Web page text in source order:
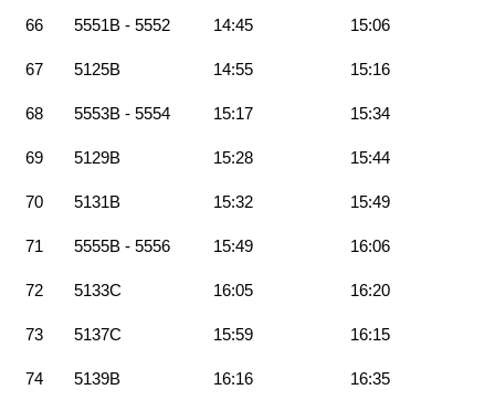
66 5551B - 5552 14:45 15:06
67 5125B 14:55 15:16
68 5553B - 5554 15:17 15:34
69 5129B 15:28 15:44
70 5131B 15:32 15:49
71 5555B - 5556 15:49 16:06
72 5133C 16:05 16:20
73 5137C 15:59 16:15
74 5139B 16:16 16:35